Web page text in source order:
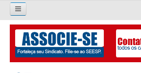
Pesquisar...
O SINDICATO